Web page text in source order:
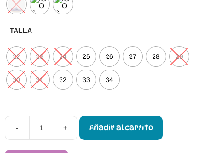
TALLA
22 23 24 25 26 27 28 29
30 31 32 33 34
-
Sandalias
Cangrejeras
+ Añadir al carrito